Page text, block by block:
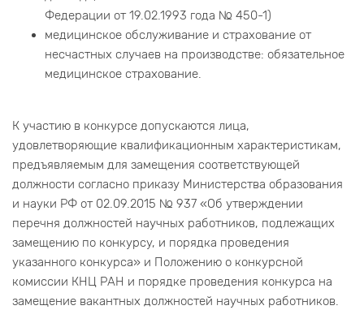
Федерации от 19.02.1993 года № 450-1)
медицинское обслуживание и страхование от
несчастных случаев на производстве: обязательное
медицинское страхование.
К участию в конкурсе допускаются лица,
удовлетворяющие квалификационным характеристикам,
предъявляемым для замещения соответствующей
должности согласно приказу Министерства образования
и науки РФ от 02.09.2015 № 937 «Об утверждении
перечня должностей научных работников, подлежащих
замещению по конкурсу, и порядка проведения
указанного конкурса» и Положению о конкурсной
комиссии КНЦ РАН и порядке проведения конкурса на
замещение вакантных должностей научных работников.